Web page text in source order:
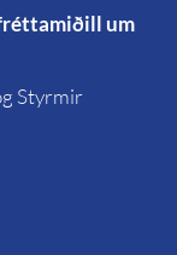
um
Styrmir